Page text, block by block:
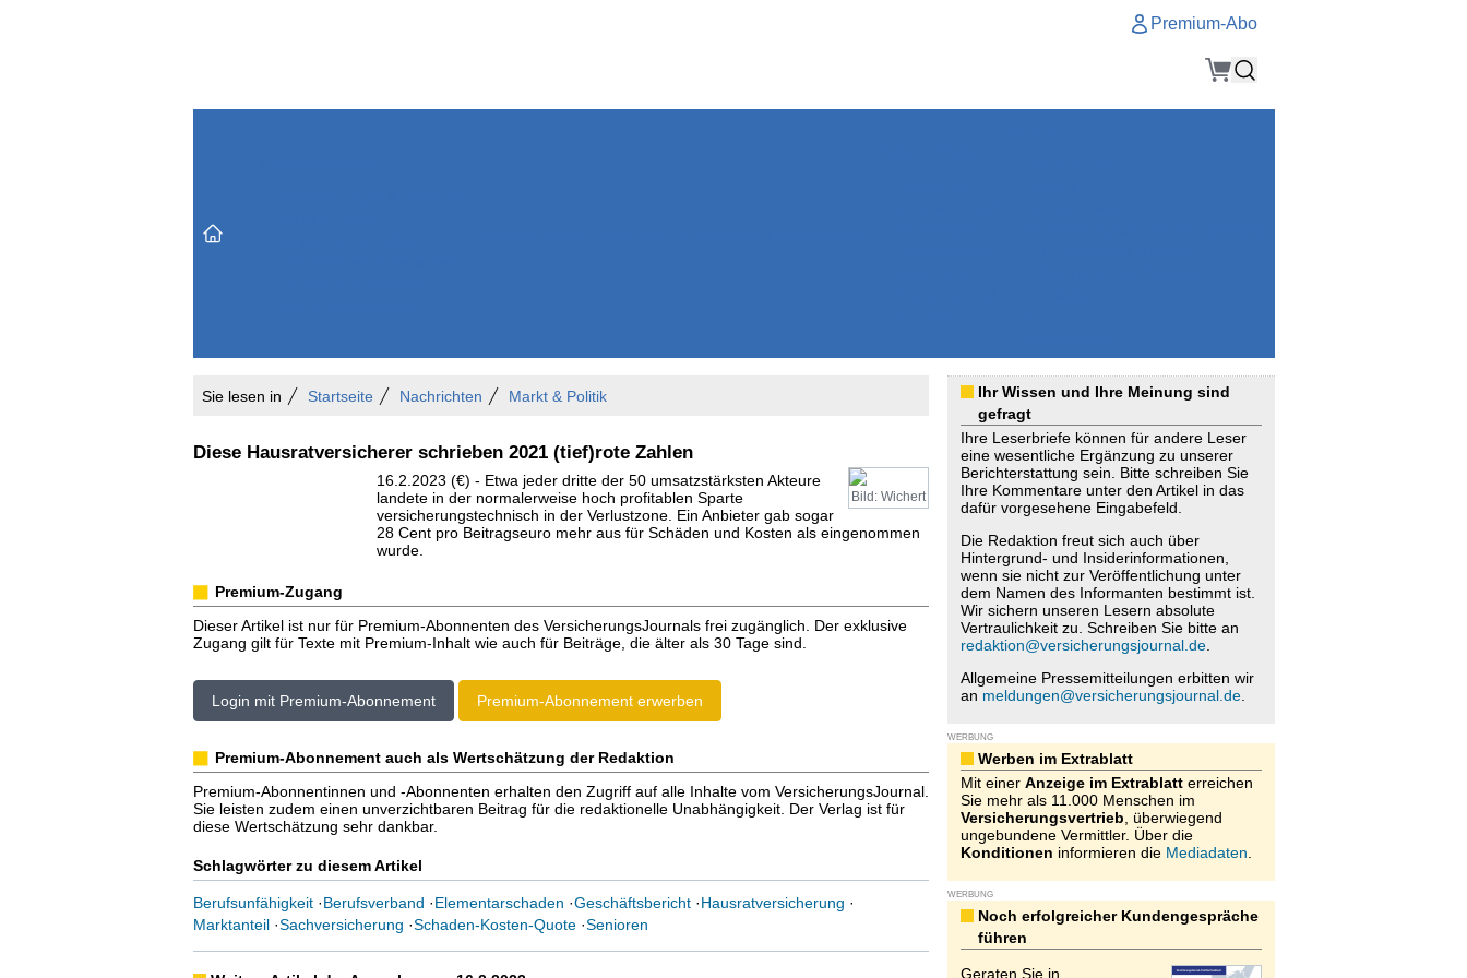
Premium-Abo
Sie lesen in Startseite Nachrichten Markt & Politik
Diese Hausratversicherer schrieben 2021 (tief)rote Zahlen
Bild: Wichert
16.2.2023 (€) - Etwa jeder dritte der 50 umsatzstärksten Akteure
landete in der normalerweise hoch profitablen Sparte
versicherungstechnisch in der Verlustzone. Ein Anbieter gab sogar
28 Cent pro Beitragseuro mehr aus für Schäden und Kosten als eingenommen
wurde.
Premium-Zugang
Dieser Artikel ist nur für Premium-Abonnenten des VersicherungsJournals frei zugänglich. Der exklusive
Zugang gilt für Texte mit Premium-Inhalt wie auch für Beiträge, die älter als 30 Tage sind.
Login mit Premium-Abonnement Premium-Abonnement erwerben
Premium-Abonnement auch als Wertschätzung der Redaktion
Premium-Abonnentinnen und -Abonnenten erhalten den Zugriff auf alle Inhalte vom VersicherungsJournal.
Sie leisten zudem einen unverzichtbaren Beitrag für die redaktionelle Unabhängigkeit. Der Verlag ist für
diese Wertschätzung sehr dankbar.
Schlagwörter zu diesem Artikel
Berufsunfähigkeit·Berufsverband ·Elementarschaden ·Geschäftsbericht·Hausratversicherung ·
Marktanteil·Sachversicherung ·Schaden-Kosten-Quote·Senioren
Ihr Wissen und Ihre Meinung sind
gefragt
Ihre Leserbriefe können für andere Leser
eine wesentliche Ergänzung zu unserer
Berichterstattung sein. Bitte schreiben Sie
Ihre Kommentare unter den Artikel in das
dafür vorgesehene Eingabefeld.
Die Redaktion freut sich auch über
Hintergrund- und Insiderinformationen,
wenn sie nicht zur Veröffentlichung unter
dem Namen des Informanten bestimmt ist.
Wir sichern unseren Lesern absolute
Vertraulichkeit zu. Schreiben Sie bitte an
redaktion@versicherungsjournal.de.
Allgemeine Pressemitteilungen erbitten wir
an meldungen@versicherungsjournal.de.
WERBUNG
Werben im Extrablatt
Mit einer Anzeige im Extrablatterreichen
Sie mehr als 11.000 Menschen im
Versicherungsvertrieb , überwiegend
ungebundene Vermittler. Über die
Konditionen informieren die Mediadaten
WERBUNG
Noch erfolgreicher Kundengespräche
führen
Geraten Sie in